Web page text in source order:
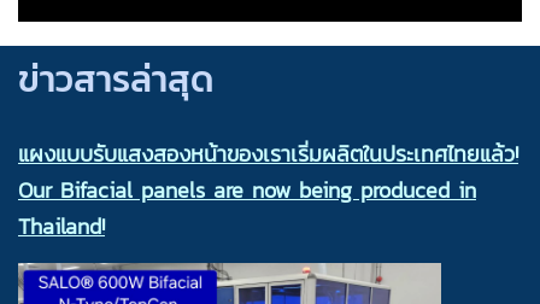
ข่าวสารล่าสุด
แผงแบบรับแสงสองหน้าของเราเริ่มผลิตในประเทศไทยแล้ว!
Our Bifacial panels are now being produced in
Thailand!